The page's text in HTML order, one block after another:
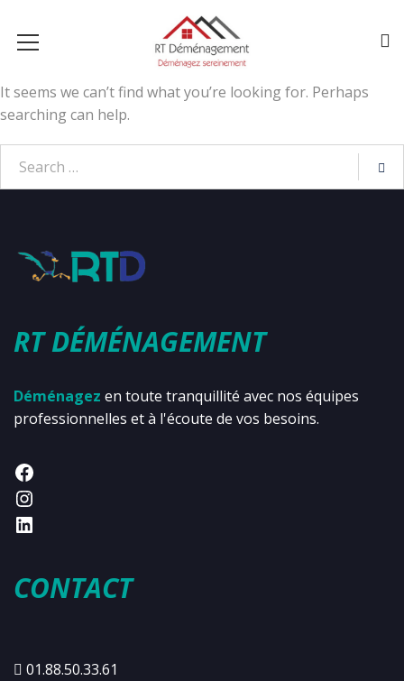
It seems we can’t find what you’re looking for. Perhaps
searching can help.
RT DÉMÉNAGEMENT
Déménagez en toute tranquillité avec nos équipes
professionnelles et à l'écoute de vos besoins.
CONTACT
01.88.50.33.61